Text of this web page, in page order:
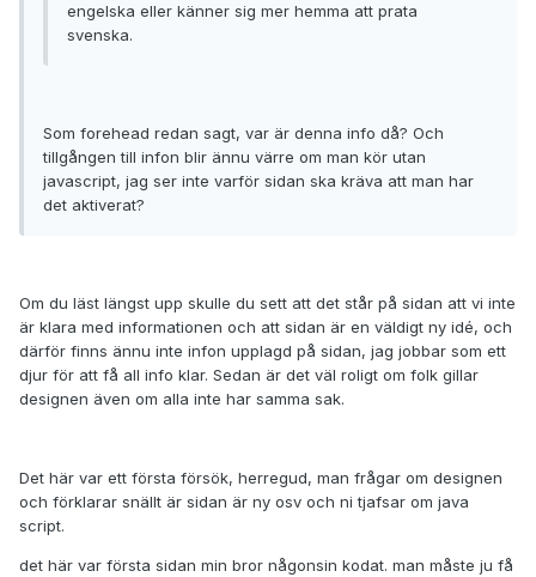
engelska eller känner sig mer hemma att prata
svenska.
Som forehead redan sagt, var är denna info då? Och
tillgången till infon blir ännu värre om man kör utan
javascript, jag ser inte varför sidan ska kräva att man har
det aktiverat?
Om du läst längst upp skulle du sett att det står på sidan att vi inte
är klara med informationen och att sidan är en väldigt ny idé, och
därför finns ännu inte infon upplagd på sidan, jag jobbar som ett
djur för att få all info klar. Sedan är det väl roligt om folk gillar
designen även om alla inte har samma sak.
Det här var ett första försök, herregud, man frågar om designen
och förklarar snällt är sidan är ny osv och ni tjafsar om java
script.
det här var första sidan min bror någonsin kodat. man måste ju få